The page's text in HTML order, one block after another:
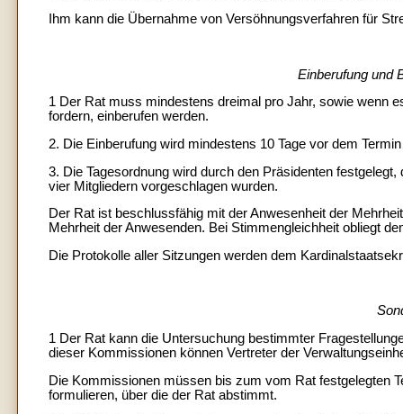
Ihm kann die Übernahme von Versöhnungsverfahren für
Einberufung und
1 Der Rat muss mindestens dreimal pro Jahr, sowie wenn
fordern, einberufen werden.
2. Die Einberufung wird mindestens 10 Tage vor dem
3. Die Tagesordnung wird durch den Präsidenten
vier Mitgliedern vorgeschlagen wurden.
Der Rat ist beschlussfähig mit der Anwesenheit der
Mehrheit der Anwesenden. Bei Stimmengleichheit obliegt
Die Protokolle aller Sitzungen werden dem
1 Der Rat kann die Untersuchung bestimmter
dieser Kommissionen können Vertreter der
Die Kommissionen müssen bis zum vom Rat festgelegten
formulieren, über die der Rat abstimmt.